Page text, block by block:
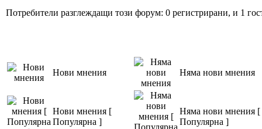
Потребители разглеждащи този форум: 0 регистрирани, и 1
Нови мнения Няма нови мнения
Нови мнения [
Популярна ]
Няма нови мнения [
Популярна ]